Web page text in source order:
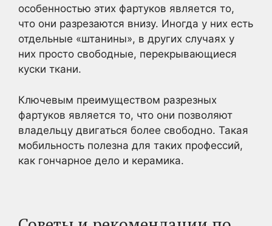
особенностью этих фартуков является то,
что они разрезаются внизу. Иногда у них есть
отдельные «штанины», в других случаях у
них просто свободные, перекрывающиеся
куски ткани.
Ключевым преимуществом разрезных
фартуков является то, что они позволяют
владельцу двигаться более свободно. Такая
мобильность полезна для таких профессий,
как гончарное дело и керамика.